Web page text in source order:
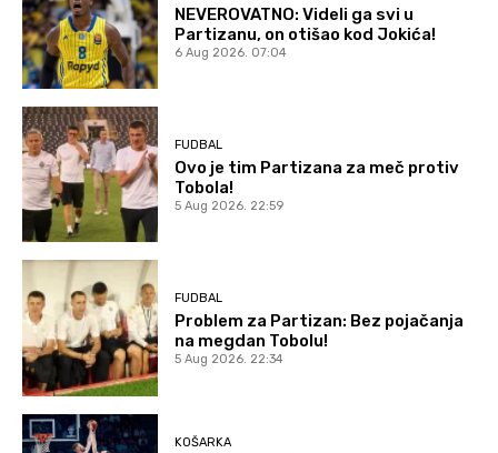
NEVEROVATNO: Videli ga svi u
Partizanu, on otišao kod Jokića!
6 Aug 2026. 07:04
FUDBAL
Ovo je tim Partizana za meč protiv
Tobola!
5 Aug 2026. 22:59
FUDBAL
Problem za Partizan: Bez pojačanja
na megdan Tobolu!
5 Aug 2026. 22:34
KOŠARKA